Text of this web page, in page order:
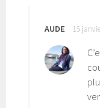
AUDE 15